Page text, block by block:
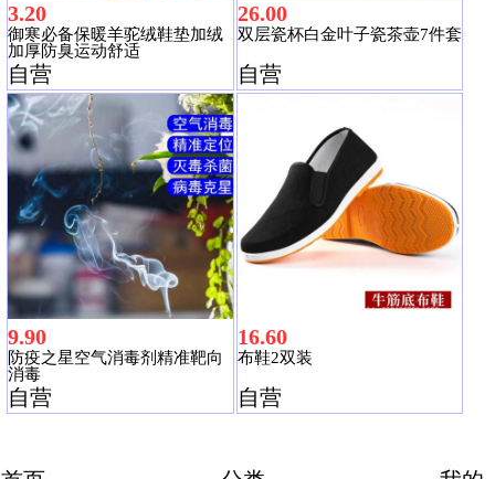
3.20
御寒必备保暖羊驼绒鞋垫加绒
加厚防臭运动舒适
自营
26.00
双层瓷杯白金叶子瓷茶壶7件套
自营
9.90
防疫之星空气消毒剂精准靶向
消毒
自营
16.60
布鞋2双装
自营